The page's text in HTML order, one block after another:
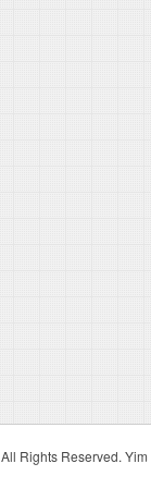
All Rights Reserved. Yim